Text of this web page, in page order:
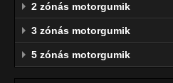
2 zónás motorgumik
3 zónás motorgumik
5 zónás motorgumik